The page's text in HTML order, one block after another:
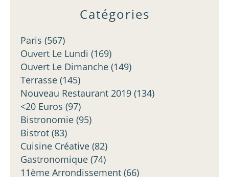
Catégories
Paris (567)
Ouvert Le Lundi (169)
Ouvert Le Dimanche (149)
Terrasse (145)
Nouveau Restaurant 2019 (134)
<20 Euros (97)
Bistronomie (95)
Bistrot (83)
Cuisine Créative (82)
Gastronomique (74)
11ème Arrondissement (66)